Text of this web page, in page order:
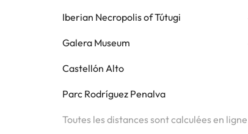
Iberian Necropolis of Tútugi
Galera Museum
Castellón Alto
Parc Rodríguez Penalva
Toutes les distances sont calculées en